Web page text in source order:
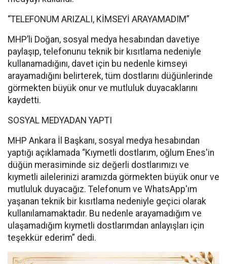
“TELEFONUM ARIZALI, KİMSEYİ ARAYAMADIM”
MHP’li Doğan, sosyal medya hesabından davetiye
paylaşıp, telefonunu teknik bir kısıtlama nedeniyle
kullanamadığını, davet için bu nedenle kimseyi
arayamadığını belirterek, tüm dostlarını düğünlerinde
görmekten büyük onur ve mutluluk duyacaklarını
kaydetti.
SOSYAL MEDYADAN YAPTI
MHP Ankara İl Başkanı, sosyal medya hesabından
yaptığı açıklamada “Kıymetli dostlarım, oğlum Enes'in
düğün merasiminde siz değerli dostlarımızı ve
kıymetli ailelerinizi aramızda görmekten büyük onur ve
mutluluk duyacağız. Telefonum ve WhatsApp'ım
yaşanan teknik bir kısıtlama nedeniyle geçici olarak
kullanılamamaktadır. Bu nedenle arayamadığım ve
ulaşamadığım kıymetli dostlarımdan anlayışları için
teşekkür ederim” dedi.